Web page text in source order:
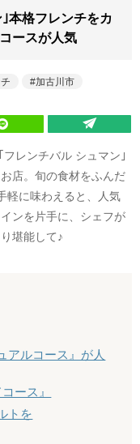
本格フレンチをカ
ースが人気
加古川市
レンチバル シュマン｣
店。旬の食材をふんだ
軽に味わえると、人気
ンを片手に、シェフが
堪能して♪
アルコース』が人
ース』
トを